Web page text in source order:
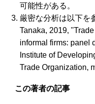
可能性がある。
厳密な分析は以下を
Tanaka, 2019,
informal firms: panel
Institute of
Trade Organization,
この著者の記事